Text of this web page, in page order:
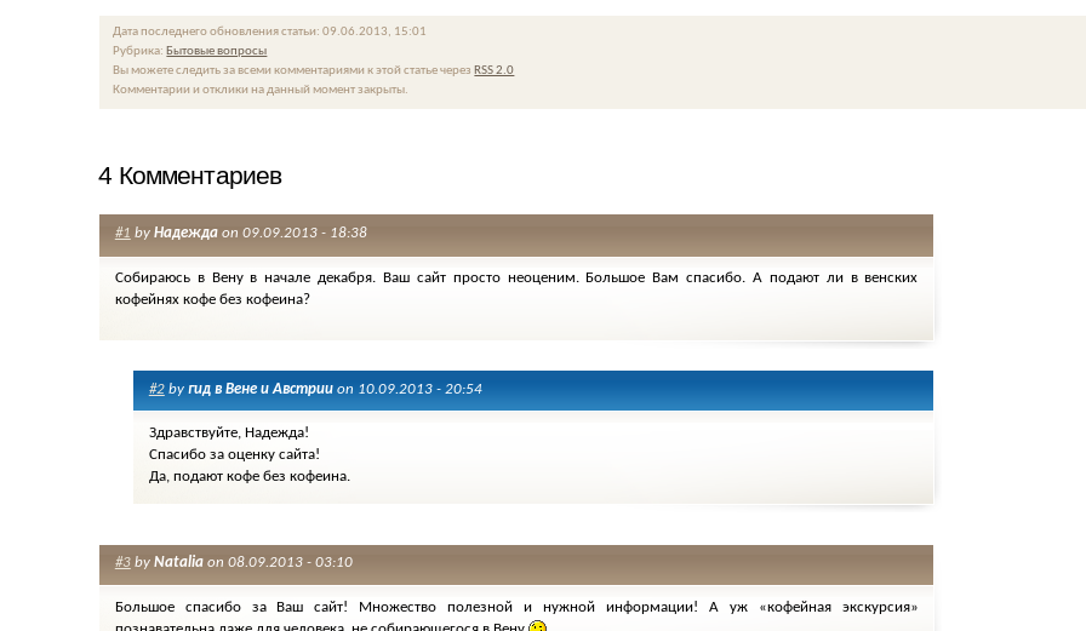
Дата последнего обновления статьи: 09.06.2013, 15:01
Рубрика:Бытовые вопросы
Вы можете следить за всеми комментариями к этой статье черезRSS 2.0
Комментарии и отклики на данный момент закрыты.
4 Комментариев
#1 by Надеждаon 09.09.2013 - 18:38
Собираюсь в Вену в начале декабря. Ваш сайт просто неоценим. Большое Вам спасибо. А подают ли в венских
кофейнях кофе без кофеина?
#2by гид в Вене и Австрииon 10.09.2013 - 20:54
Здравствуйте, Надежда!
Спасибо за оценку сайта!
Да, подают кофе без кофеина.
#3by Nataliaon 08.09.2013 - 03:10
Большое спасибо за Ваш сайт! Множество полезной и нужной информации! А уж «кофейная экскурсия»